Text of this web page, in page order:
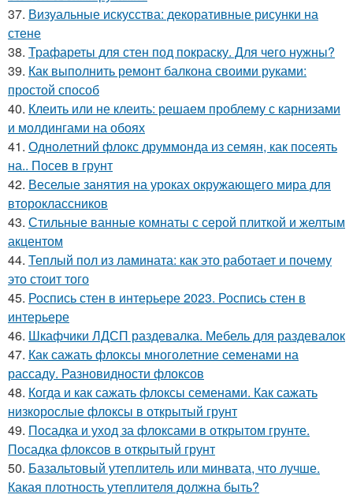
37. Визуальные искусства: декоративные рисунки на
стене
38. Трафареты для стен под покраску. Для чего нужны?
39. Как выполнить ремонт балкона своими руками:
простой способ
40. Клеить или не клеить: решаем проблему с карнизами
и молдингами на обоях
41. Однолетний флокс друммонда из семян, как посеять
на.. Посев в грунт
42. Веселые занятия на уроках окружающего мира для
второклассников
43. Стильные ванные комнаты с серой плиткой и желтым
акцентом
44. Теплый пол из ламината: как это работает и почему
это стоит того
45. Роспись стен в интерьере 2023. Роспись стен в
интерьере
46. Шкафчики ЛДСП раздевалка. Мебель для раздевалок
47. Как сажать флоксы многолетние семенами на
рассаду. Разновидности флоксов
48. Когда и как сажать флоксы семенами. Как сажать
низкорослые флоксы в открытый грунт
49. Посадка и уход за флоксами в открытом грунте.
Посадка флоксов в открытый грунт
50. Базальтовый утеплитель или минвата, что лучше.
Какая плотность утеплителя должна быть?